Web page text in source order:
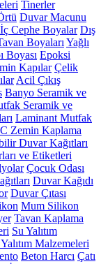
Tinerler
Duvar Macunu
İç Cephe Boyalar Dış
Boyaları Yağlı
Boyası Epoksi
Kapılar Çelik
Acil Çıkış
Banyo Seramik ve
Seramik ve
Laminant Mutfak
Zemin Kaplama
Duvar Kağıtları
ve Etiketleri
Çocuk Odası
Duvar Kağıdı
Duvar Çıtası
Mum Silikon
Tavan Kaplama
Su Yalıtım
Yalıtım Malzemeleri
Beton Harcı Çatı